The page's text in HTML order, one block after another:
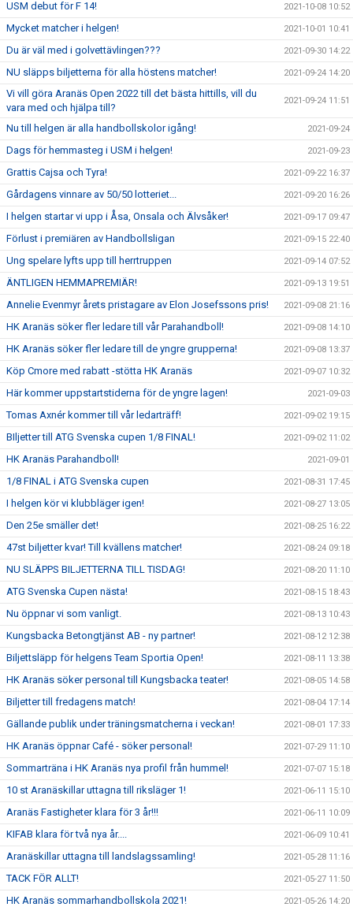
USM debut för F 14! 2021-10-08 10:52
Mycket matcher i helgen! 2021-10-01 10:41
Du är väl med i golvettävlingen??? 2021-09-30 14:22
NU släpps biljetterna för alla höstens matcher! 2021-09-24 14:20
Vi vill göra Aranäs Open 2022 till det bästa hittills, vill du
vara med och hjälpa till?
2021-09-24 11:51
Nu till helgen är alla handbollskolor igång! 2021-09-24
Dags för hemmasteg i USM i helgen! 2021-09-23
Grattis Cajsa och Tyra! 2021-09-22 16:37
Gårdagens vinnare av 50/50 lotteriet... 2021-09-20 16:26
I helgen startar vi upp i Åsa, Onsala och Älvsåker! 2021-09-17 09:47
Förlust i premiären av Handbollsligan 2021-09-15 22:40
Ung spelare lyfts upp till herrtruppen 2021-09-14 07:52
ÄNTLIGEN HEMMAPREMIÄR! 2021-09-13 19:51
Annelie Evenmyr årets pristagare av Elon Josefssons pris! 2021-09-08 21:16
HK Aranäs söker fler ledare till vår Parahandboll! 2021-09-08 14:10
HK Aranäs söker fler ledare till de yngre grupperna! 2021-09-08 13:37
Köp Cmore med rabatt -stötta HK Aranäs 2021-09-07 10:32
Här kommer uppstartstiderna för de yngre lagen! 2021-09-03
Tomas Axnér kommer till vår ledarträff! 2021-09-02 19:15
BIljetter till ATG Svenska cupen 1/8 FINAL! 2021-09-02 11:02
HK Aranäs Parahandboll! 2021-09-01
1/8 FINAL i ATG Svenska cupen 2021-08-31 17:45
I helgen kör vi klubbläger igen! 2021-08-27 13:05
Den 25e smäller det! 2021-08-25 16:22
47st biljetter kvar! Till kvällens matcher! 2021-08-24 09:18
NU SLÄPPS BILJETTERNA TILL TISDAG! 2021-08-20 11:10
ATG Svenska Cupen nästa! 2021-08-15 18:43
Nu öppnar vi som vanligt. 2021-08-13 10:43
Kungsbacka Betongtjänst AB - ny partner! 2021-08-12 12:38
Biljettsläpp för helgens Team Sportia Open! 2021-08-11 13:38
HK Aranäs söker personal till Kungsbacka teater! 2021-08-05 14:58
Biljetter till fredagens match! 2021-08-04 17:14
Gällande publik under träningsmatcherna i veckan! 2021-08-01 17:33
HK Aranäs öppnar Café - söker personal! 2021-07-29 11:10
Sommarträna i HK Aranäs nya profil från hummel! 2021-07-07 15:18
10 st Aranäskillar uttagna till riksläger 1! 2021-06-11 15:10
Aranäs Fastigheter klara för 3 år!!! 2021-06-11 10:09
KIFAB klara för två nya år.... 2021-06-09 10:41
Aranäskillar uttagna till landslagssamling! 2021-05-28 11:16
TACK FÖR ALLT! 2021-05-27 11:50
HK Aranäs sommarhandbollskola 2021! 2021-05-26 14:20